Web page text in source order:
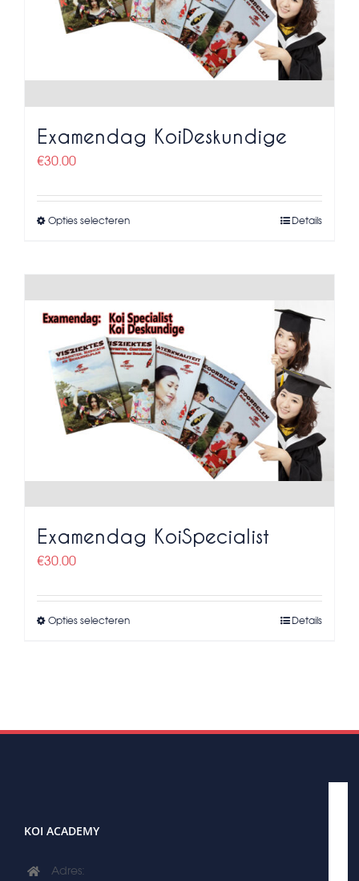
Examendag KoiDeskundige
€30.00
Opties selecterenDit
variaties.
Deze
optie
kan
gekozen
worden
Details
Examendag KoiSpecialist
€30.00
Opties selecterenDit
Deze
Details
KOI ACADEMY
Adres: